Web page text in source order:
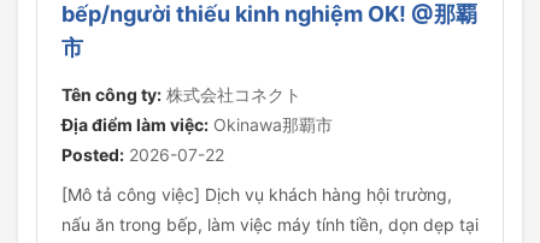
bếp/người thiếu kinh nghiệm OK! @那覇
市
Tên công ty: 株式会社コネクト
Địa điểm làm việc: Okinawa那覇市
Posted: 2026-07-22
[Mô tả công việc] Dịch vụ khách hàng hội trường,
nấu ăn trong bếp, làm việc máy tính tiền, dọn dẹp tại